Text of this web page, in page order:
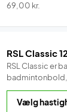
69,00 kr.
RSL Classic
RSL Classic er
be... Info